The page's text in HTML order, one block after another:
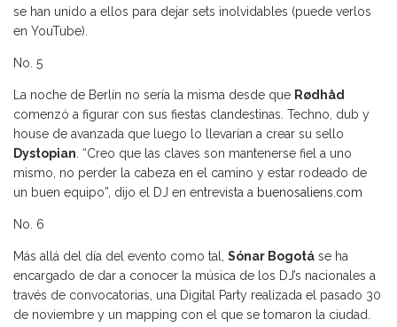
se han unido a ellos para dejar sets inolvidables (puede verlos
en YouTube).
No. 5
La noche de Berlín no sería la misma desde que Rødhåd
comenzó a figurar con sus fiestas clandestinas. Techno, dub y
house de avanzada que luego lo llevarían a crear su sello
Dystopian . “Creo que las claves son mantenerse fiel a uno
mismo, no perder la cabeza en el camino y estar rodeado de
un buen equipo”, dijo el DJ en entrevista a buenosaliens.com
No. 6
Más allá del día del evento como tal, Sónar Bogotá se ha
encargado de dar a conocer la música de los DJ’s nacionales a
través de convocatorias, una Digital Party realizada el pasado 30
de noviembre y un mapping con el que se tomaron la ciudad.